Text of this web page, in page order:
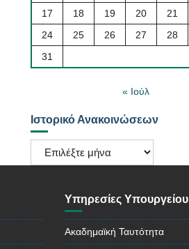
17
18 19 20 21
24
25 26 27 28
31
« Ιούλ
Ιστορικό Ανακοινώσεων
Ιστορικό
Ανακοινώσεων
Υπηρεσίες Υπουργείου
Ακαδημαϊκή Ταυτότητα